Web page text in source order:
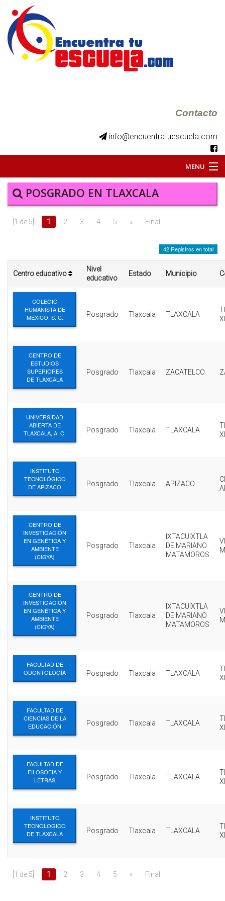
Contacto
info@encuentratuescuela.com
MENU
INICIO
ESCUELA DE LA REPUBLICA
CONTRATA PUBLICIDAD
POSGRADO EN TLAXCALA
[1 de 5] 1 2 3 4 5 » Final
42 Registros en total
Centro educativo
Nivel
educativo
Estado Municipio
COLEGIO
HUMANISTA DE
MÉXICO, S. C.
Posgrado Tlaxcala TLAXCALA
CENTRO DE
ESTUDIOS
SUPERIORES
DE TLAXCALA
Posgrado Tlaxcala ZACATELCO
UNIVERSIDAD
ABIERTA DE
TLAXCALA, A. C.
Posgrado Tlaxcala TLAXCALA
INSTITUTO
TECNOLÓGICO
DE APIZACO
Posgrado Tlaxcala APIZACO
CENTRO DE
INVESTIGACIÓN
EN GENÉTICA Y
AMBIENTE
(CIGYA)
Posgrado Tlaxcala
IXTACUIXTLA
DE MARIANO
MATAMOROS
CENTRO DE
INVESTIGACIÓN
EN GENÉTICA Y
AMBIENTE
(CIGYA)
Posgrado Tlaxcala
IXTACUIXTLA
DE MARIANO
MATAMOROS
FACULTAD DE
ODONTOLOGÍA
Posgrado Tlaxcala TLAXCALA
FACULTAD DE
CIENCIAS DE LA
EDUCACIÓN
Posgrado Tlaxcala TLAXCALA
FACULTAD DE
FILOSOFIA Y
LETRAS
Posgrado Tlaxcala TLAXCALA
INSTITUTO
TECNOLOGICO
DE TLAXCALA
Posgrado Tlaxcala TLAXCALA
[1 de 5] 1 2 3 4 5 » Final